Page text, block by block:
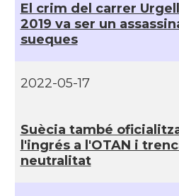
El crim del carrer
2019 va ser un
sueques
2022-05-17
Suècia també
l'ingrés a l'OTAN i
neutralitat